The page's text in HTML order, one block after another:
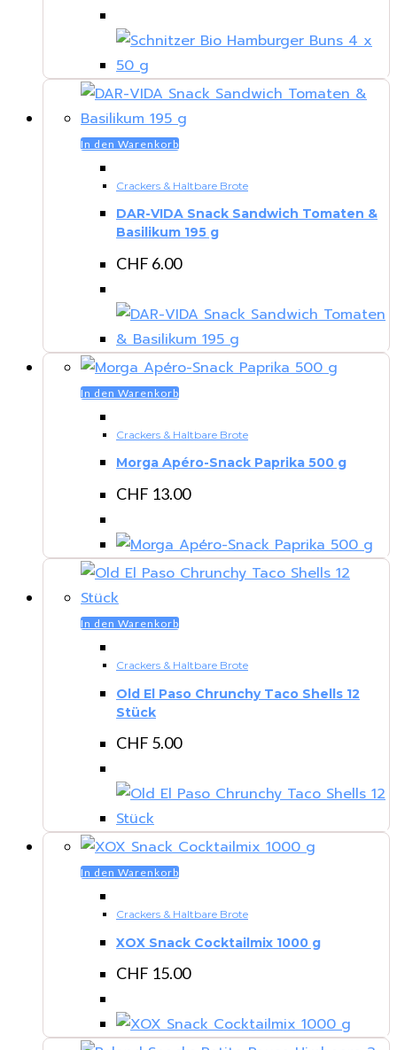
In den Warenkorb
Crackers & Haltbare Brote
DAR-VIDA Snack Sandwich Tomaten &
Basilikum 195 g
CHF 6.00
In den Warenkorb
Crackers & Haltbare Brote
Morga Apéro-Snack Paprika 500 g
CHF 13.00
In den Warenkorb
Crackers & Haltbare Brote
Old El Paso Chrunchy Taco Shells 12
Stück
CHF 5.00
In den Warenkorb
Crackers & Haltbare Brote
XOX Snack Cocktailmix 1000 g
CHF 15.00